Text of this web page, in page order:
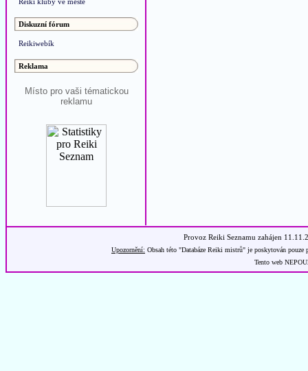
Diskuzní fórum
Reikiwebík
Reklama
Místo pro vaši tématickou
reklamu
Provoz Reiki Seznamu zahájen
Upozornění: Obsah této "Databáze Reiki mistrů" je poskytován
Tento web